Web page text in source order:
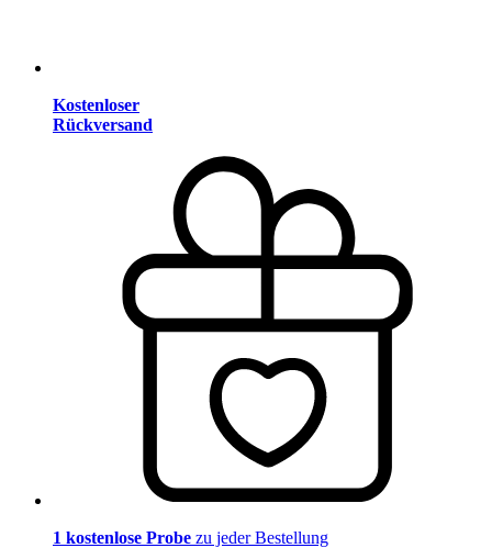
Kostenloser
Rückversand
1 kostenlose Probe zu jeder Bestellung